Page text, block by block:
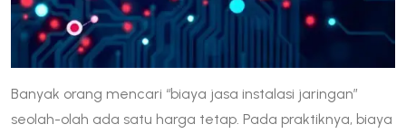
Banyak orang mencari “biaya jasa instalasi jaringan”
seolah-olah ada satu harga tetap. Pada praktiknya, biaya